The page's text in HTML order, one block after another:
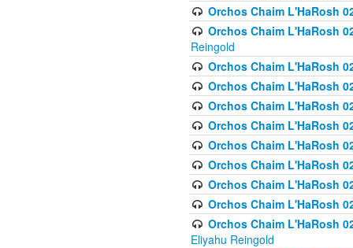
Orchos Chaim L'HaRosh
Orchos Chaim L'HaRosh
Reingold
Orchos Chaim L'HaRosh
Orchos Chaim L'HaRosh
Orchos Chaim L'HaRosh
Orchos Chaim L'HaRosh
Orchos Chaim L'HaRosh
Orchos Chaim L'HaRosh
Orchos Chaim L'HaRosh
Orchos Chaim L'HaRosh
Orchos Chaim L'HaRosh
Eliyahu Reingold